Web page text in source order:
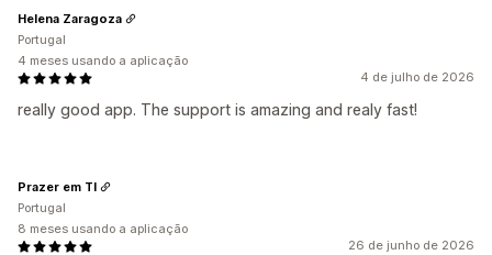
4 de julho de 2026
really good app. The support is amazing and realy fast!
Helena Zaragoza
Portugal
4 meses usando a aplicação
26 de junho de 2026
Prazer em TI
Portugal
8 meses usando a aplicação